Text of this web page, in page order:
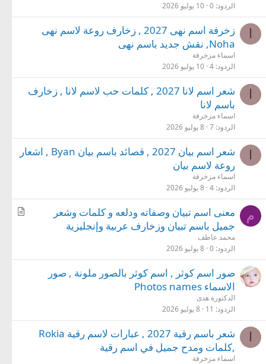
الردود 0 10 يوليو 2026
ا
زخرفة اسم نهى 2027 , زخارف روعة لاسم نهى
Noha, نقش جديد باسم نهى
اسماء مزخرفة
الردود 4 10 يوليو 2026
ا
شعر اسم لانا 2027 , كلمات حب لاسم لانا , زخارف
باسم لانا
اسماء مزخرفة
الردود 7 8 يوليو 2026
ا
شعر اسم بيان 2027 , قصائد باسم بيان Byan , اشعار
روعة لاسم بيان
اسماء مزخرفة
الردود 4 8 يوليو 2026
م
معنى اسم تبيان وصفاته ودلعه و كلمات وشعر
جميل باسم تبيان وزخارف عربية وإنجليزية
محمد عاطف
الردود 0 8 يوليو 2026
صور اسم كوثر , اسم كوثر بالصور ملونة , صور
الاسماء Photos names
الدكتورة هدى
الردود 11 8 يوليو 2026
ا
شعر باسم رقية 2027 , عبارات لاسم رقية Rokia
,كلمات ومدح جميل في اسم رقية
اسماء مزخرفة